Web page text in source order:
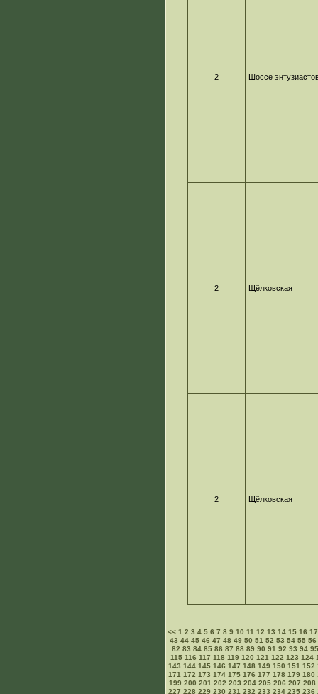
2 Шоссе
2 Щёлковская
2 Щёлковская
<<1 2 3 4 5 6 7 8 9 10 11 12 13 14 15 16 17
43 44 45 46 47 48 49 50 51 52 53 54 55 56
82 83 84 85 86 87 88 89 90 91 92 93 94 95
115 116 117 118 119 120 121 122 123 124
143 144 145 146 147 148 149 150 151 152
171 172 173 174 175 176 177 178 179 180
199 200 201 202 203 204 205 206 207 208
227 228 229 230 231 232 233 234 235 236